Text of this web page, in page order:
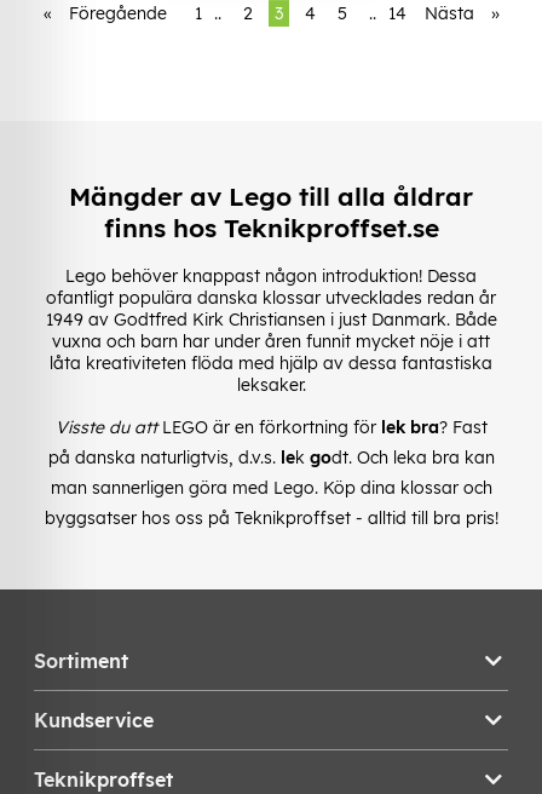
« Föregående 1 .. 2 3 4 5 .. 14 Nästa »
Mängder av Lego till alla åldrar
finns hos Teknikproffset.se
Lego behöver knappast någon introduktion! Dessa
ofantligt populära danska klossar utvecklades redan år
1949 av Godtfred Kirk Christiansen i just Danmark. Både
vuxna och barn har under åren funnit mycket nöje i att
låta kreativiteten flöda med hjälp av dessa fantastiska
leksaker.
Visste du attLEGO är en förkortning för lek bra? Fast
på danska naturligtvis, d.v.s. lek godt. Och leka bra kan
man sannerligen göra med Lego. Köp dina klossar och
byggsatser hos oss på Teknikproffset - alltid till bra pris!
Sortiment
Kundservice
Teknikproffset